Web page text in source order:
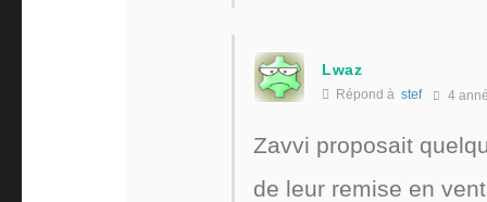
Lwaz
Répond à stef 4
Zavvi proposait
de leur remise en